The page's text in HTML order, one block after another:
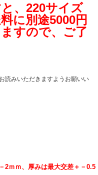
、220サイズ
に別途5000円
すので、ご了
読みいただきますようお願いい
2ｍｍ、厚みは最大交差＋－0.5